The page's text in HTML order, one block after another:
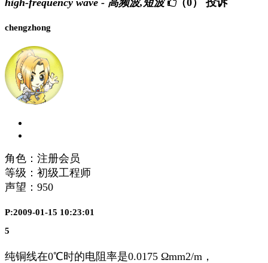
chengzhong
角色：注册会员
等级：初级工程师
声望： 950
P:2009-01-15 10:23:01
5
纯铜线在0℃时的电阻率是0.0175 Ωmm2/m，